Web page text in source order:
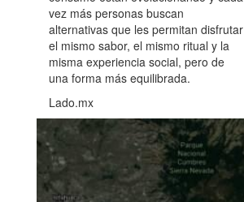
vez más personas buscan
alternativas que les permitan disfrutar
el mismo sabor, el mismo ritual y la
misma experiencia social, pero de
una forma más equilibrada.
Lado.mx